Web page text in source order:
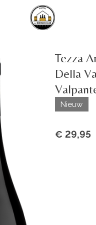
Tezza
Della
Nieuw
€ 29,95